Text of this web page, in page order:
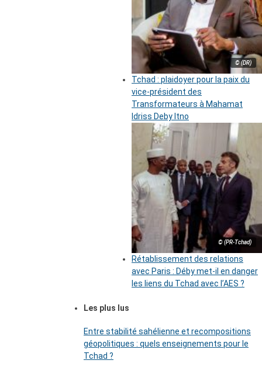
© (DR)
Tchad : plaidoyer pour la paix du
vice-président des
Transformateurs à Mahamat
Idriss Deby Itno
© (PR-Tchad)
Rétablissement des relations
avec Paris : Déby met-il en danger
les liens du Tchad avec l’AES ?
Les plus lus
Entre stabilité sahélienne et recompositions
géopolitiques : quels enseignements pour le
Tchad ?